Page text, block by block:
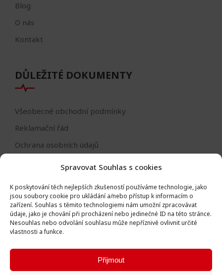
Spravovat Souhlas s cookies
K poskytování těch nejlepších zkušeností používáme technologie, jako
jsou soubory cookie pro ukládání a/nebo přístup k informacím o
zařízení. Souhlas s těmito technologiemi nám umožní zpracovávat
údaje, jako je chování při procházení nebo jedinečné ID na této stránce.
Nesouhlas nebo odvolání souhlasu může nepříznivě ovlivnit určité
vlastnosti a funkce.
Přijmout
Blog
O nás
Kontakt
DŮLEŽITÉ DOKUMENTY
Všeobecné obchodní podmínky
Reklamační řád
Ochrana osobních údajů
Formulář - odstoupení od smlouvy
Odstoupení od smlouvy